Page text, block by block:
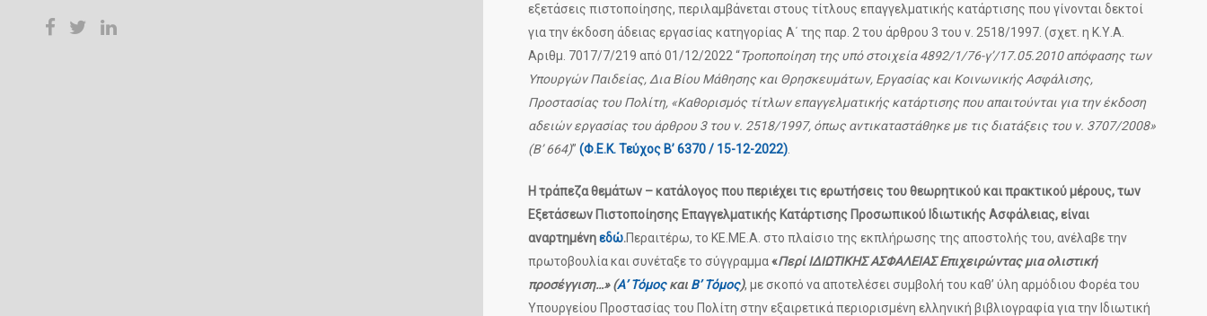
εξετάσεις πιστοποίησης, περιλαμβάνεται στους τίτλους επαγγελματικής κατάρτισης που γίνονται δεκτοί
για την έκδοση άδειας εργασίας κατηγορίας Α΄ της παρ. 2 του άρθρου 3 του ν. 2518/1997. (σχετ. η Κ.Υ.Α.
Αριθμ. 7017/7/219 από 01/12/2022 “Τροποποίηση της υπό στοιχεία 4892/1/76-γ’/17.05.2010 απόφασης των
Υπουργών Παιδείας, Δια Βίου Μάθησης και Θρησκευμάτων, Εργασίας και Κοινωνικής Ασφάλισης,
Προστασίας του Πολίτη, «Καθορισμός τίτλων επαγγελματικής κατάρτισης που απαιτούνται για την έκδοση
αδειών εργασίας του άρθρου 3 του ν. 2518/1997, όπως αντικαταστάθηκε με τις διατάξεις του ν. 3707/2008»
(Β’ 664)” (Φ.Ε.Κ. Τεύχος Β’ 6370 / 15-12-2022).
Η τράπεζα θεμάτων – κατάλογος που περιέχει τις ερωτήσεις του θεωρητικού και πρακτικού μέρους, των
Εξετάσεων Πιστοποίησης Επαγγελματικής Κατάρτισης Προσωπικού Ιδιωτικής Ασφάλειας, είναι
αναρτημένηεδώ.Περαιτέρω, το ΚΕ.ΜΕ.Α. στο πλαίσιο της εκπλήρωσης της αποστολής του, ανέλαβε την
πρωτοβουλία και συνέταξε το σύγγραμμα«Περί ΙΔΙΩΤΙΚΗΣ ΑΣΦΑΛΕΙΑΣ Επιχειρώντας μια ολιστική
προσέγγιση…» (Α’ Τόμοςκαι Β’ Τόμος), με σκοπό να αποτελέσει συμβολή του καθ’ ύλη αρμόδιου Φορέα του
Υπουργείου Προστασίας του Πολίτη στην εξαιρετικά περιορισμένη ελληνική βιβλιογραφία για την Ιδιωτική